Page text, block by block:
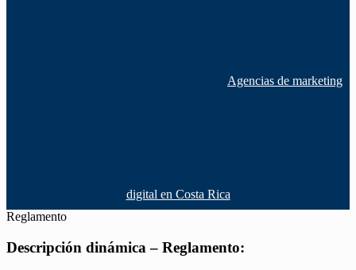
Agencias de marketing
digital en Costa Rica
Reglamento
Descripción dinámica – Reglamento: